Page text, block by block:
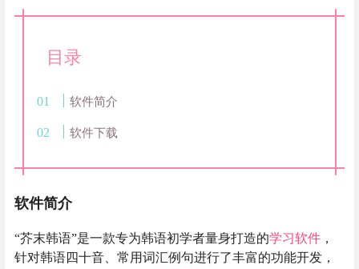
目录
软件简介
软件下载
软件简介
“芥末韩语”是一款专为韩语初学者量身打造的学习软件 ，
针对韩语四十音、常用词汇例句进行了丰富的功能开发，